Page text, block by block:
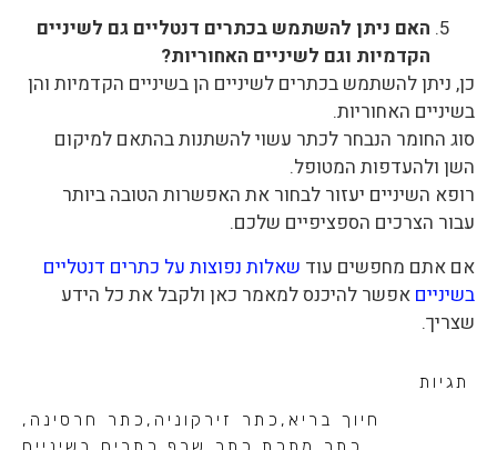
האם ניתן להשתמש בכתרים דנטליים גם לשיניים
הקדמיות וגם לשיניים האחוריות?
כן, ניתן להשתמש בכתרים לשיניים הן בשיניים הקדמיות והן
בשיניים האחוריות.
סוג החומר הנבחר לכתר עשוי להשתנות בהתאם למיקום
השן ולהעדפות המטופל.
רופא השיניים יעזור לבחור את האפשרות הטובה ביותר
עבור הצרכים הספציפיים שלכם.
אם אתם מחפשים עוד שאלות נפוצות על כתרים דנטליים
בשיניים אפשר להיכנס למאמר כאן ולקבל את כל הידע
שצריך.
תגיות
חיוך בריא , כתר זירקוניה , כתר חרסינה ,